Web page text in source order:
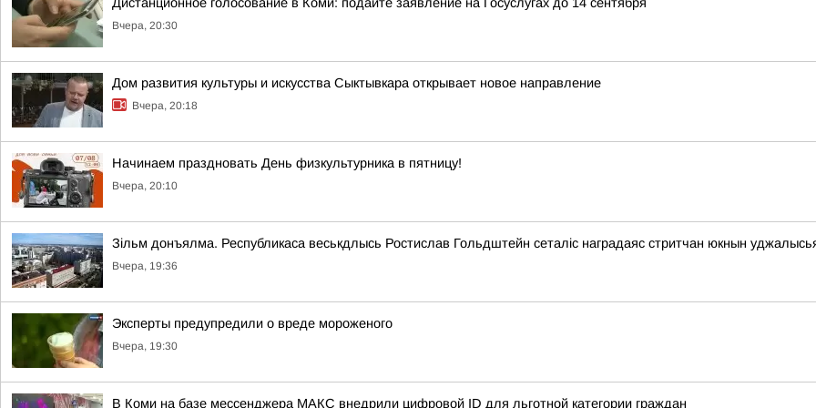
Вчера, 20:30
Дом развития культуры и искусства Сыктывкара открывает новое направление
Вчера, 20:18
Начинаем праздновать День физкультурника в пятницу!
Вчера, 20:10
Зільм донъялма. Республикаса веськдлысь Ростислав Гольдштейн сеталіс наградаяс стритчан юкнын
Вчера, 19:36
Эксперты предупредили о вреде мороженого
Вчера, 19:30
В Коми на базе мессенджера МАКС внедрили цифровой ID для льготной категории граждан